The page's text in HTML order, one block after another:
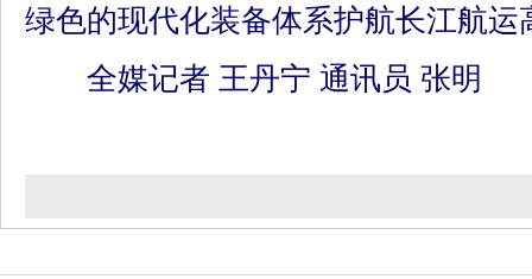
绿色的现代化装备体系护航长江航运
全媒记者 王丹宁 通讯员 张明